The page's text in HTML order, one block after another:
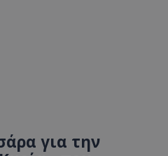
για την